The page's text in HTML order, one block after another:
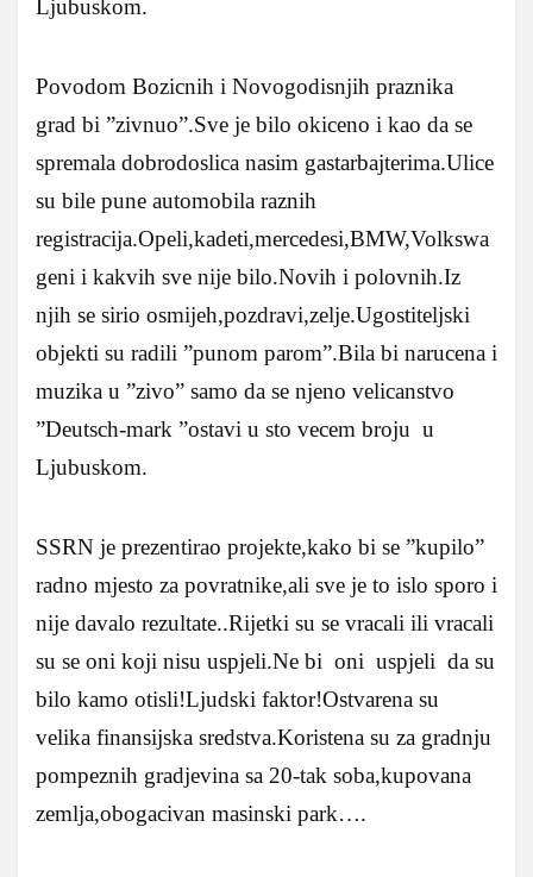
Ljubuskom.
Povodom Bozicnih i Novogodisnjih praznika
grad bi ”zivnuo”.Sve je bilo okiceno i kao da se
spremala dobrodoslica nasim gastarbajterima.Ulice
su bile pune automobila raznih
registracija.Opeli,kadeti,mercedesi,BMW,Volkswa
geni i kakvih sve nije bilo.Novih i polovnih.Iz
njih se sirio osmijeh,pozdravi,zelje.Ugostiteljski
objekti su radili ”punom parom”.Bila bi narucena i
muzika u ”zivo” samo da se njeno velicanstvo
”Deutsch-mark ”ostavi u sto vecem broju u
Ljubuskom.
SSRN je prezentirao projekte,kako bi se ”kupilo”
radno mjesto za povratnike,ali sve je to islo sporo i
nije davalo rezultate..Rijetki su se vracali ili vracali
su se oni koji nisu uspjeli.Ne bi oni uspjeli da su
bilo kamo otisli!Ljudski faktor!Ostvarena su
velika finansijska sredstva.Koristena su za gradnju
pompeznih gradjevina sa 20-tak soba,kupovana
zemlja,obogacivan masinski park….